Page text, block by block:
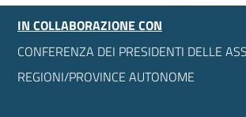
IN COLLABORAZIONE CON
CONFERENZA DEI PRESIDENTI DELLE
REGIONI/PROVINCE AUTONOME